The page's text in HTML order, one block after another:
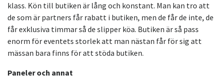
klass. Kön till butiken är lång och konstant. Man kan tro att
de som är partners får rabatt i butiken, men de får de inte, de
får exklusiva timmar så de slipper köa. Butiken är så pass
enorm för eventets storlek att man nästan får för sig att
mässan bara finns för att stöda butiken.
Paneler och annat